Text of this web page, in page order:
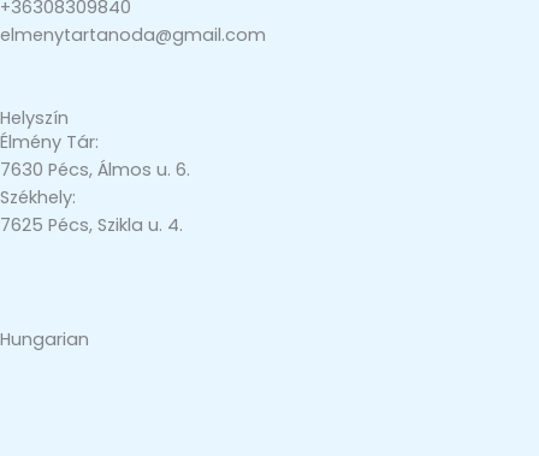
+36308309840
elmenytartanoda@gmail.com
Helyszín
Élmény Tár:
7630 Pécs, Álmos u. 6.
Székhely:
7625 Pécs, Szikla u. 4.
Hungarian